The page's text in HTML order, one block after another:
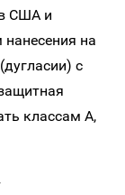
США и
нанесения на
с
классам A,